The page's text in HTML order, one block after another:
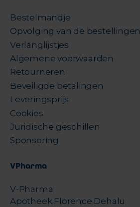
Bestelmandje
Opvolging van de bestellingen
Verlanglijstjes
Algemene voorwaarden
Retourneren
Beveiligde betalingen
Leveringsprijs
Cookies
Juridische geschillen
Sponsoring
VPharma
V-Pharma
Apotheek Florence Dehalu